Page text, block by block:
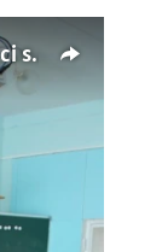
50 min müəllim işini itirə bilər. Birinci sinfə gedənlər azalır